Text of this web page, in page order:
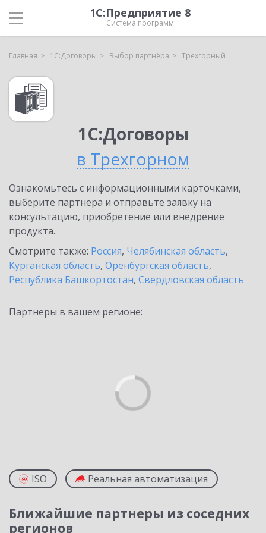
1С:Предприятие 8
Система программ
Главная 1С:Договоры Выбор партнёра Трехгорный
1С:Договоры
в Трехгорном
Ознакомьтесь с информационными карточками,
выберите партнёра и отправьте заявку на
консультацию, приобретение или внедрение
продукта.
Смотрите также: Россия, Челябинская область,
Курганская область, Оренбургская область,
Республика Башкортостан, Свердловская область
Партнеры в вашем регионе:
ISO Реальная автоматизация
Ближайшие партнеры из соседних
регионов